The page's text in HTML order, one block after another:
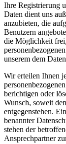
Ihre Registrierung
Daten dient uns
anzubieten, die
Benutzern
die Möglichkeit
unserem dem
Wir erteilen Ihnen
berichtigen oder
Wunsch, soweit
entgegenstehen.
benannter
stehen der
Ansprechpartner